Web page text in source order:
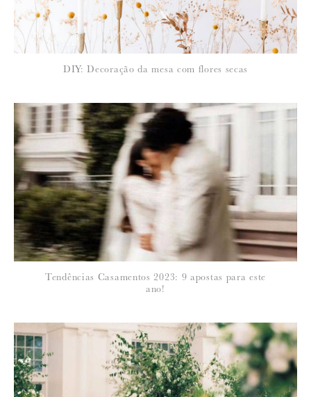
NOME *:
Para saber como tratamos e protegemos os seus dados, leia a nossa
política de privacidade
DIY: Decoração da mesa com flores secas
Tendências Casamentos 2023: 9 apostas para este
ano!